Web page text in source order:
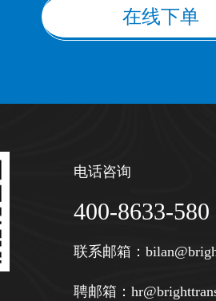
在线下单
电话咨询
400-8633-580
联系邮箱：
聘邮箱：